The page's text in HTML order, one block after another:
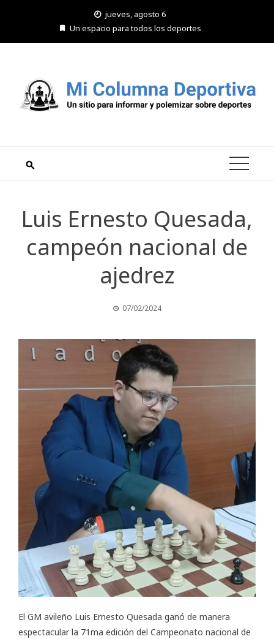
jueves, agosto 6
Un espacio para todos los deportes
Luis Ernesto Quesada,
campeón nacional de
ajedrez
07/02/2024
El GM avileño Luis Ernesto Quesada ganó de manera
espectacular la 71ma edición del Campeonato nacional de